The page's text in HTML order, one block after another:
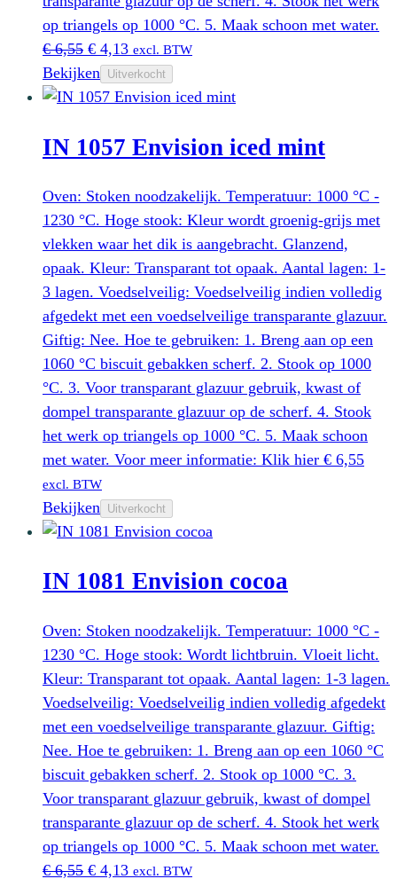
op triangels op 1000 °C. 5. Maak schoon met water.
€6,55 Oorspronkelijke
prijs
was:
€ 4,13Huidige
prijs
is:
excl. BTW
Bekijken Uitverkocht
IN 1057 Envision iced mint
Oven: Stoken noodzakelijk. Temperatuur: 1000 °C -
1230 °C. Hoge stook: Kleur wordt groenig-grijs met
vlekken waar het dik is aangebracht. Glanzend,
opaak. Kleur: Transparant tot opaak. Aantal lagen: 1-
3 lagen. Voedselveilig: Voedselveilig indien volledig
afgedekt met een voedselveilige transparante glazuur.
Giftig: Nee. Hoe te gebruiken: 1. Breng aan op een
1060 °C biscuit gebakken scherf. 2. Stook op 1000
°C. 3. Voor transparant glazuur gebruik, kwast of
dompel transparante glazuur op de scherf. 4. Stook
het werk op triangels op 1000 °C. 5. Maak schoon
met water. Voor meer informatie: Klik hier € 6,55
excl. BTW
Bekijken Uitverkocht
IN 1081 Envision cocoa
Oven: Stoken noodzakelijk. Temperatuur: 1000 °C -
1230 °C. Hoge stook: Wordt lichtbruin. Vloeit licht.
Kleur: Transparant tot opaak. Aantal lagen: 1-3 lagen.
Voedselveilig: Voedselveilig indien volledig afgedekt
met een voedselveilige transparante glazuur. Giftig:
Nee. Hoe te gebruiken: 1. Breng aan op een 1060 °C
biscuit gebakken scherf. 2. Stook op 1000 °C. 3.
Voor transparant glazuur gebruik, kwast of dompel
transparante glazuur op de scherf. 4. Stook het werk
op triangels op 1000 °C. 5. Maak schoon met water.
€6,55 Oorspronkelijke
€ 4,13Huidige
excl. BTW